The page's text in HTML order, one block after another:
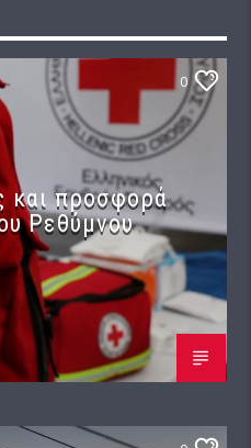
0
και προσφορά
Ρεθύμνου